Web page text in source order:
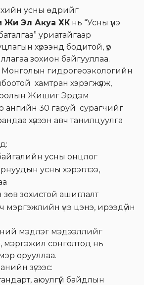
усны өдрийг
Жи Эл Акуа ХК нь “Усны үнэ
уриатайгаар
хүрээнд бодитой, үр
зохион байгууллаа.
Монголын гидрогеоэкологийн
хамтран хэрэгжүүлж,
Жишиг Эрдэм
ангийн 30 гаруй сурагчийг
хүлээн авч танилцуулга
байгалийн усны онцлог
усны хэрэглээ,
зохистой ашиглалт
мэргэжлийн үнэ цэнэ, ирээдүйн
мэдлэг мэдээллийг
мэргэжил сонголтод нь
орууллаа.
зүгээс:
аюулгүй байдлын